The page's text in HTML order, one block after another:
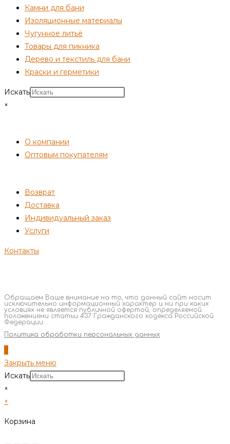
Камни для бани
Изоляционные материалы
Чугунное литьё
Товары для пикника
Дерево и текстиль для бани
Краски и герметики
Искать
×
О компании
Оптовым покупателям
Возврат
Доставка
Индивидуальный заказ
Услуги
Контакты
Обращаем Ваше внимание на то, что данный сайт носит
исключительно информационный характер и ни при каких
условиях не является публичной офертой, определяемой
положениями статьи 437 Гражданского кодекса Российской
Федерации.
Политика обработки персональных данных
Закрыть меню
Искать
×
×
Корзина